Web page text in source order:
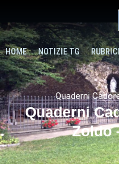
HOME NOTIZIE TG
Quaderni
Quaderni
Zoldo